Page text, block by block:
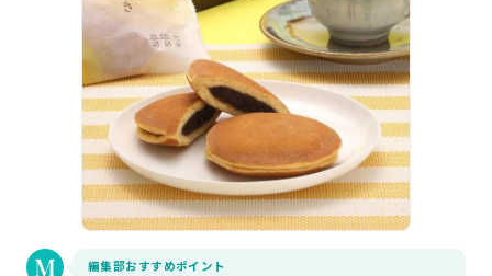
編集部おすすめポイント